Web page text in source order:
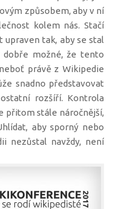
způsobem, aby v ní
kolem nás. Stačí
tak, aby se stal
možné, že tento
právě z Wikipedie
snadno představovat
rozšíří. Kontrola
přitom stále náročnější,
aby sporný nebo
nezůstal navždy, není